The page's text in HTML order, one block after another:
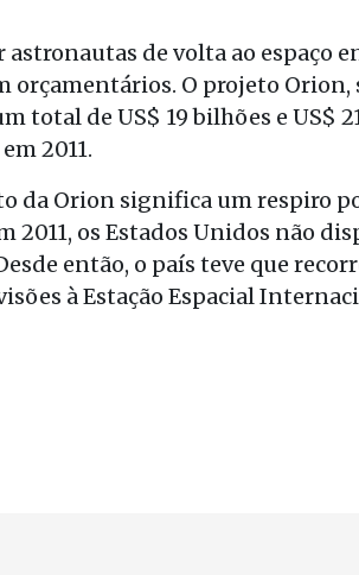
astronautas de volta ao espaço
orçamentários. O projeto
total de US$ 19 bilhões e US$
2011.
da Orion significa um respiro
2011, os Estados Unidos não
então, o país teve que
à Estação Espacial